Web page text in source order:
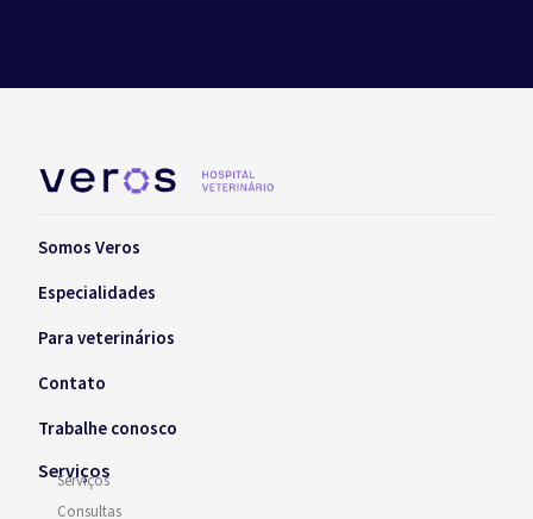
Somos Veros
Especialidades
Para veterinários
Contato
Trabalhe conosco
Serviços
Serviços
Consultas